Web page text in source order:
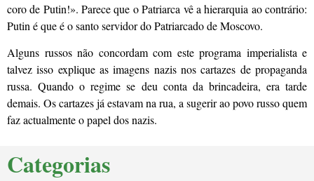
coro de Putin!». Parece que o Patriarca vê a hierarquia ao contrário:
Putin é que é o santo servidor do Patriarcado de Moscovo.
Alguns russos não concordam com este programa imperialista e
talvez isso explique as imagens nazis nos cartazes de propaganda
russa. Quando o regime se deu conta da brincadeira, era tarde
demais. Os cartazes já estavam na rua, a sugerir ao povo russo quem
faz actualmente o papel dos nazis.
Categorias